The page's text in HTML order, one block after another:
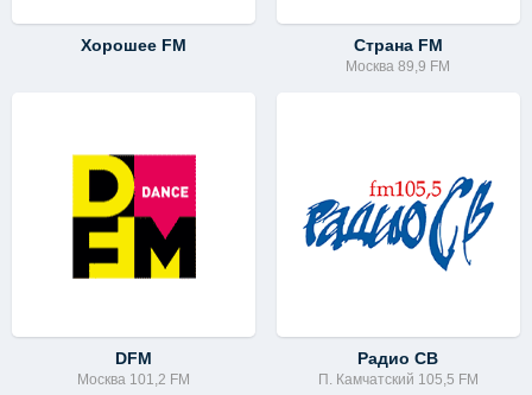
Хорошее FM Страна FM
Москва 89,9 FM
DFM
Москва 101,2 FM
Радио СВ
П. Камчатский 105,5 FM